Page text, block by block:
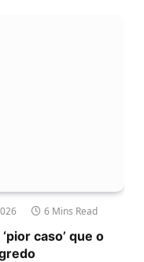
6 Mins Read
caso’ que o